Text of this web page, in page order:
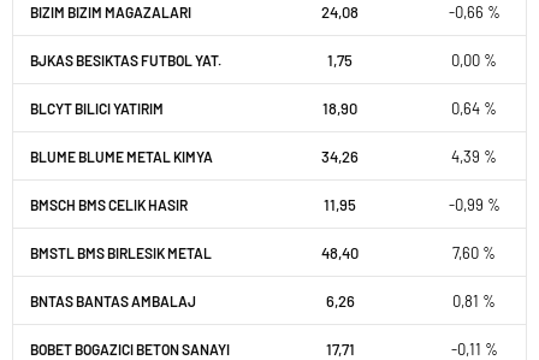
BIZIM BIZIM MAGAZALARI 24,08 -0,66 %
BJKAS BESIKTAS FUTBOL YAT. 1,75 0,00 %
BLCYT BILICI YATIRIM 18,90 0,64 %
BLUME BLUME METAL KIMYA 34,26 4,39 %
BMSCH BMS CELIK HASIR 11,95 -0,99 %
BMSTL BMS BIRLESIK METAL 48,40 7,60 %
BNTAS BANTAS AMBALAJ 6,26 0,81 %
BOBET BOGAZICI BETON SANAYI 17,71 -0,11 %